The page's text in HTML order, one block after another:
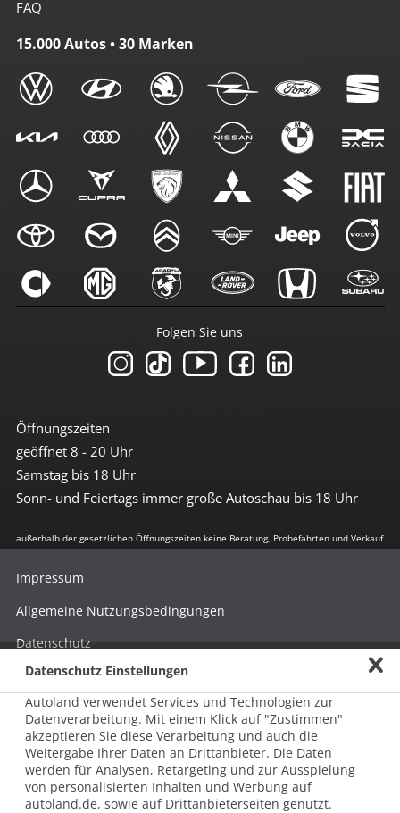
FAQ
15.000 Autos • 30 Marken
Öffnungszeiten
geöffnet 8 - 20 Uhr
Samstag bis 18 Uhr
Sonn- und Feiertags immer große Autoschau bis 18 Uhr
Folgen Sie uns
außerhalb der gesetzlichen Öffnungszeiten keine Beratung, Probefahrten und Verkauf
© 2026 AUTOLAND 24 SE & Co. Betriebs KG
Werner-von-Siemens-Str. 2, 06796 Brehna, Deutschland
Impressum
Allgemeine Nutzungsbedingungen
Datenschutz
Hinweisgebersystem nach HinSchG
Beschwerde nach LkSG
Grundsatzerklärung zum LkSG
Datenschutz Einstellungen
Autoland verwendet Services und Technologien zur
Datenverarbeitung. Mit einem Klick auf "Zustimmen"
akzeptieren Sie diese Verarbeitung und auch die
Weitergabe Ihrer Daten an Drittanbieter. Die Daten
werden für Analysen, Retargeting und zur Ausspielung
von personalisierten Inhalten und Werbung auf
autoland.de, sowie auf Drittanbieterseiten genutzt.